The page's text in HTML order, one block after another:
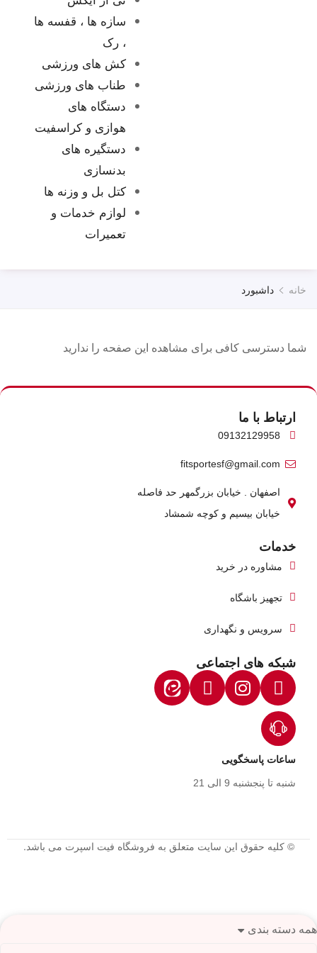
سازه ها ، قفسه ها
، رک
کش های ورزشی
طناب های ورزشی
دستگاه های
هوازی و کراسفیت
دستگیره های
بدنسازی
کتل بل و وزنه ها
لوازم خدمات و
تعمیرات
خانه داشبورد
شما دسترسی کافی برای مشاهده این صفحه را ندارید
ارتباط با ما
09132129958
fitsportesf@gmail.com
اصفهان . خیابان بزرگمهر حد فاصله
خیابان بیسیم و کوچه شمشاد
خدمات
مشاوره در خرید
تجهیز باشگاه
سرویس و نگهداری
شبکه های اجتماعی
ساعات پاسخگویی
شنبه تا پنجشنبه 9 الی 21
© کلیه حقوق این سایت متعلق به فروشگاه فیت اسپرت می باشد.
همه دسته بندی